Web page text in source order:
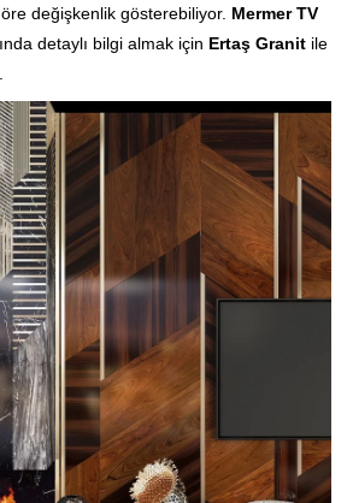
değişkenlik gösterebiliyor. Mermer TV
detaylı bilgi almak için Ertaş Granitile